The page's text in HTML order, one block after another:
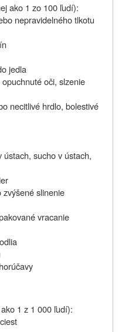
ako 1 zo 100 ľudí):
nepravidelného tlkotu
jedla
oči, slzenie
necitlivé hrdlo, bolestivé
sucho v ústach,
slinenie
vracanie
1 z 1 000 ľudí):